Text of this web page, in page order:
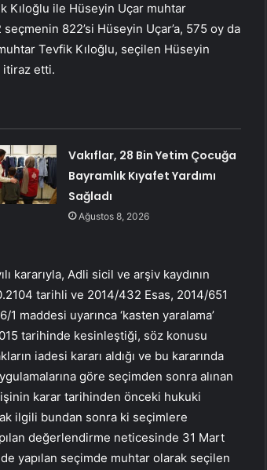
Kıloğlu ile Hüseyin Uçar muhtar
822’si Hüseyin Uçar’a, 575 oy da
Tevfik Kıloğlu, seçilen Hüseyin
itiraz etti.
Vakıflar, 28 Bin Yetim Çocuğa
Bayramlık Kıyafet Yardımı
Sağladı
Ağustos 8, 2026
kararıyla, Adli sicil ve arşiv kaydının
tarihli ve 2014/432 Esas, 2014/651
1 maddesi uyarınca ‘kasten yaralama’
tarihinde kesinleştiği, söz konusu
iadesi kararı aldığı ve bu kararında
göre seçimden sonra alınan
karar tarihinden önceki hukuki
ilgili bundan sonra ki seçimlere
değerlendirme neticesinde 31 Mart
yapılan seçimde muhtar olarak seçilen